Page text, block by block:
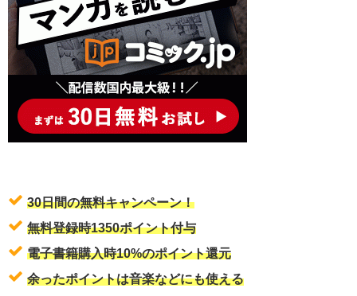
30日間の無料キャンペーン！
無料登録時1350ポイント付与
電子書籍購入時10%のポイント還元
余ったポイントは音楽などにも使える